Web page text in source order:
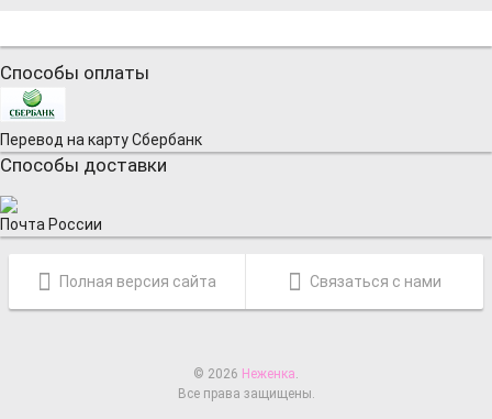
Способы оплаты
Перевод на карту Сбербанк
Способы доставки
Почта России
Полная версия сайта Связаться с нами
© 2026 Неженка.
Все права защищены.